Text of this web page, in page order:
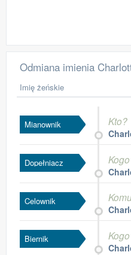
Odmiana imienia
Imię żeńskie
Mianownik Kto?
Dopełniacz
Celownik
Biernik